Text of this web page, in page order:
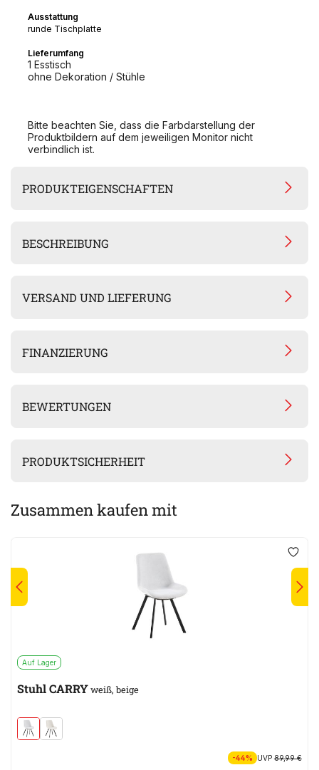
Ausstattung
runde Tischplatte
Lieferumfang
1 Esstisch
ohne Dekoration / Stühle
Bitte beachten Sie, dass die Farbdarstellung der
Produktbildern auf dem jeweiligen Monitor nicht
verbindlich ist.
PRODUKTEIGENSCHAFTEN
BESCHREIBUNG
VERSAND UND LIEFERUNG
FINANZIERUNG
BEWERTUNGEN
PRODUKTSICHERHEIT
Zusammen kaufen mit
Auf Lager
Stuhl CARRYweiß, beige
-44% UVP89,99 €